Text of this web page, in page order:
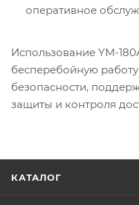
оперативное
Использование YM-
бесперебойную
безопасности,
защиты и контроля
КАТАЛОГ